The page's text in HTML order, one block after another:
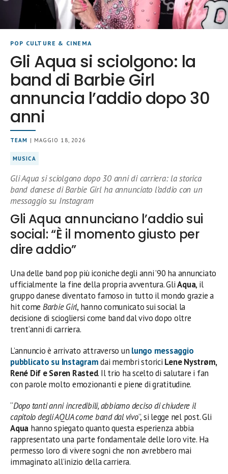
POP CULTURE & CINEMA
Gli Aqua si sciolgono: la
band di Barbie Girl
annuncia l’addio dopo 30
anni
TEAM | MAGGIO 18, 2026
MUSICA
Gli Aqua si sciolgono dopo 30 anni di carriera: la storica
band danese di Barbie Girl ha annunciato l’addio con un
messaggio su Instagram
Gli Aqua annunciano l’addio sui
social: “È il momento giusto per
dire addio”
Una delle band pop più iconiche degli anni ’90 ha annunciato
ufficialmente la fine della propria avventura. GliAqua, il
gruppo danese diventato famoso in tutto il mondo grazie a
hit come Barbie Girl, hanno comunicato sui social la
decisione di sciogliersi come band dal vivo dopo oltre
trent’anni di carriera.
L’annuncio è arrivato attraverso un lungo messaggio
pubblicato su Instagramdai membri storici Lene Nystrøm,
René Dif e Søren Rasted. Il trio ha scelto di salutare i fan
con parole molto emozionanti e piene di gratitudine.
“Dopo tanti anni incredibili, abbiamo deciso di chiudere il
capitolo degli AQUA come band dal vivo”, si legge nel post. Gli
Aqua hanno spiegato quanto questa esperienza abbia
rappresentato una parte fondamentale delle loro vite. Ha
permesso loro di vivere sogni che non avrebbero mai
immaginato all’inizio della carriera.